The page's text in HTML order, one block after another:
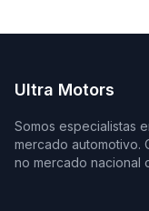
Ultra Motors
Somos especialistas
mercado automotivo.
no mercado nacional